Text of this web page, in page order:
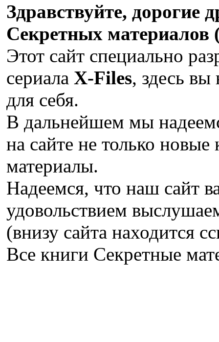
Здравствуйте, дорогие
Секретных материалов
Этот сайт специально
сериала X-Files, здесь вы
для себя.
В дальнейшем мы
на сайте не только
материалы.
Надеемся, что наш сайт
удовольствием
(внизу сайта находится
Все книги Секретные